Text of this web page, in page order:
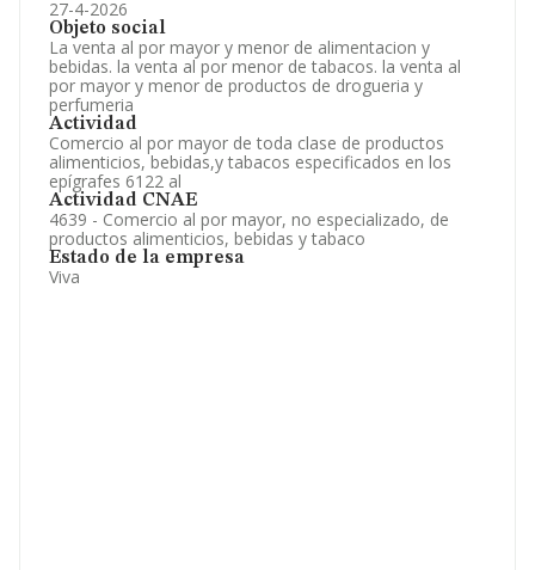
27-4-2026
Objeto social
La venta al por mayor y menor de alimentacion y
bebidas. la venta al por menor de tabacos. la venta al
por mayor y menor de productos de drogueria y
perfumeria
Actividad
Comercio al por mayor de toda clase de productos
alimenticios, bebidas,y tabacos especificados en los
epígrafes 6122 al
Actividad CNAE
4639 - Comercio al por mayor, no especializado, de
productos alimenticios, bebidas y tabaco
Estado de la empresa
Viva